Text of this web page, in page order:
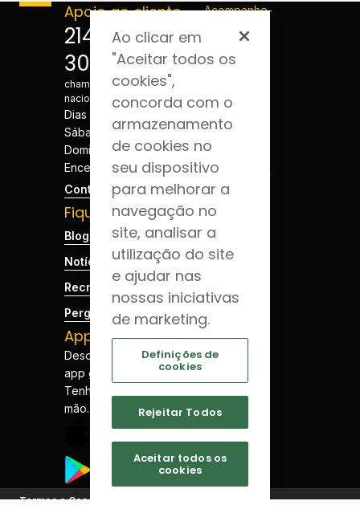
Apoio ao cliente
214 124
300
*Custo de
chamada para a rede fixa
nacional
Dias úteis - 08h às 20h
Sábados - 08h às 20h
Domingos e Feriados -
Encerrado
Contactos
Fique por dentro
Blog da Saúde
Notícias
Recrutamento
Perguntas Frequentes
App JCS
Descarregue a nossa
app gratuitamente.
Tenha a sua saúde à
mão.
Acompanhe-
Termos e Condições
Ao clicar em
"Aceitar todos os
cookies",
concorda com o
armazenamento
de cookies no
seu dispositivo
para melhorar a
navegação no
site, analisar a
utilização do site
e ajudar nas
nossas iniciativas
de marketing.
Definições de
cookies
Rejeitar Todos
Aceitar todos os
cookies